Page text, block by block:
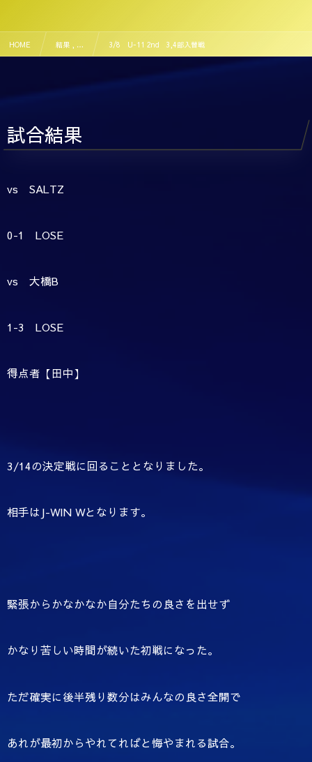
HOME 結果 , … 3/8 U-11 2nd 3,4部入替戦
試合結果
vs SALTZ
0-1 LOSE
vs 大橋B
1-3 LOSE
得点者【田中】
3/14の決定戦に回ることとなりました。
相手はJ-WIN Wとなります。
緊張からかなかなか自分たちの良さを出せず
かなり苦しい時間が続いた初戦になった。
ただ確実に後半残り数分はみんなの良さ全開で
あれが最初からやれてればと悔やまれる試合。